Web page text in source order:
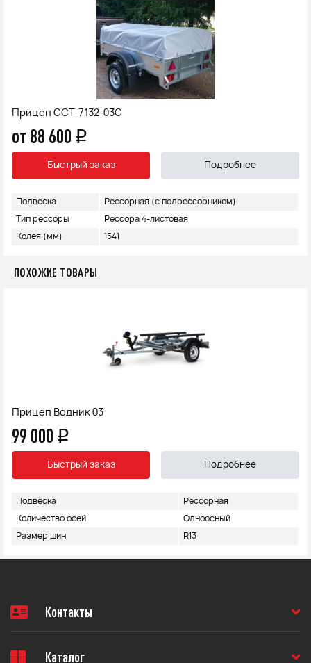
Прицеп ССТ-7132-03С
от 88 600 q
Быстрый заказ Подробнее
Подвеска Рессорная (с подрессорником)
Тип рессоры Рессора 4-листовая
Колея (мм) 1541
ПОХОЖИЕ ТОВАРЫ
Прицеп Водник 03
99 000 q
Быстрый заказ Подробнее
Подвеска Рессорная
Количество осей Одноосный
Размер шин R13
Контакты
Каталог